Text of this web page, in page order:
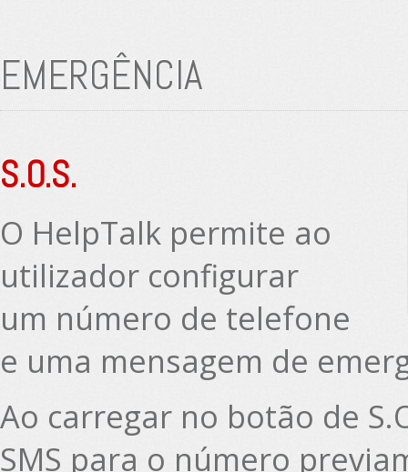
EMERGÊNCIA
S.O.S.
O HelpTalk permite ao
utilizador configurar
um número de telefone
e uma mensagem de
Ao carregar no botão de
SMS para o número